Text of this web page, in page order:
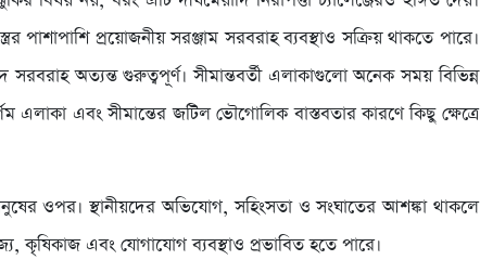
পাশাপাশি প্রয়োজনীয় সরঞ্জাম সরবরাহ ব্যবস্থাও সক্রিয় থাকতে পারে।
অত্যন্ত গুরুত্বপূর্ণ। সীমান্তবর্তী এলাকাগুলো অনেক সময় বিভিন্ন
এলাকা এবং সীমান্তের জটিল ভৌগোলিক বাস্তবতার কারণে কিছু ক্ষেত্রে
ওপর। স্থানীয়দের অভিযোগ, সহিংসতা ও সংঘাতের আশঙ্কা থাকলে
কৃষিকাজ এবং যোগাযোগ ব্যবস্থাও প্রভাবিত হতে পারে।